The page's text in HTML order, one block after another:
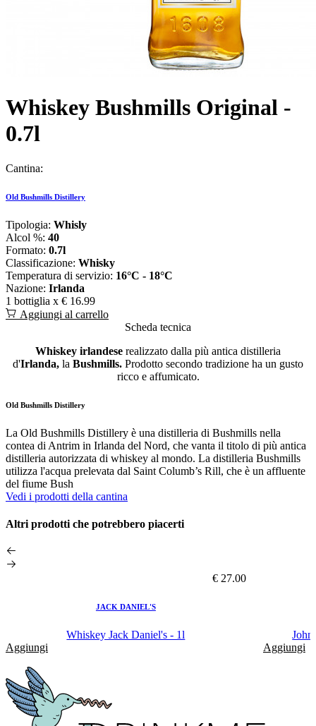
Whiskey Bushmills Original -
0.7l
Cantina:
Old Bushmills Distillery
Tipologia: Whisly
Alcol %: 40
Formato: 0.7l
Classificazione: Whisky
Temperatura di servizio: 16°C - 18°C
Nazione: Irlanda
1 bottiglia x € 16.99
Aggiungi al carrello
Scheda tecnica
Whiskey irlandese realizzato dalla più antica distilleria
d'Irlanda, la Bushmills. Prodotto secondo tradizione ha un gusto
ricco e affumicato.
Old Bushmills Distillery
La Old Bushmills Distillery è una distilleria di Bushmills nella
contea di Antrim in Irlanda del Nord, che vanta il titolo di più antica
distilleria autorizzata di whiskey al mondo. La distilleria Bushmills
utilizza l'acqua prelevata dal Saint Columb’s Rill, che è un affluente
del fiume Bush
Vedi i prodotti della cantina
Altri prodotti che potrebbero piacerti
€ 27.00
JACK DANIEL'S
Whiskey Jack Daniel's - 1l
Aggiungi
Aggiungi